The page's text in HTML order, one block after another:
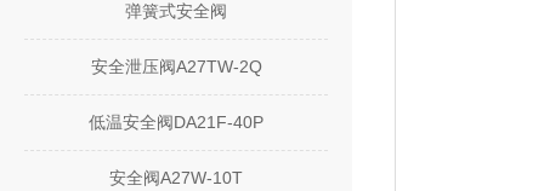
弹簧式安全阀
安全泄压阀A27TW-2Q
低温安全阀DA21F-40P
安全阀A27W-10T